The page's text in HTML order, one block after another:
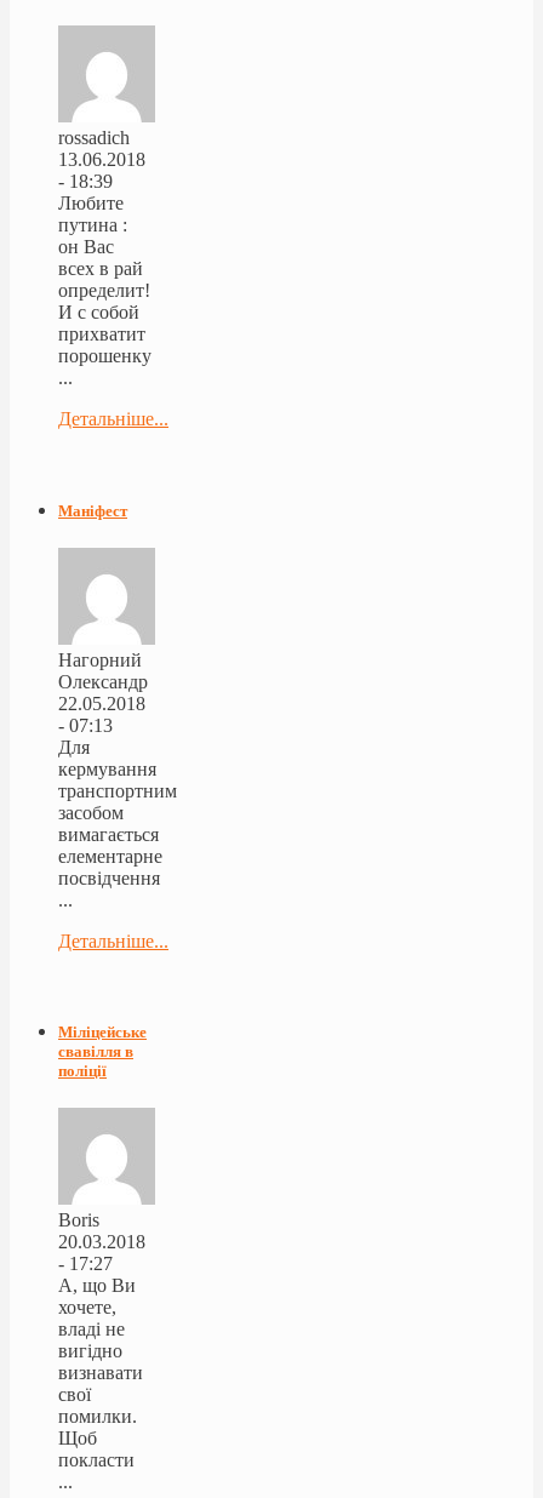
rossadich
13.06.2018
- 18:39
Любите
путина :
он Вас
всех в рай
определит!
И с собой
прихватит
порошенку
...
Детальніше...
Маніфест
Нагорний
Олександр
22.05.2018
- 07:13
Для
кермування
транспортним
засобом
вимагається
елементарне
посвідчення
...
Детальніше...
Міліцейське
свавілля в
поліції
Boris
20.03.2018
- 17:27
А, що Ви
хочете,
владі не
вигідно
визнавати
свої
помилки.
Щоб
покласти
...